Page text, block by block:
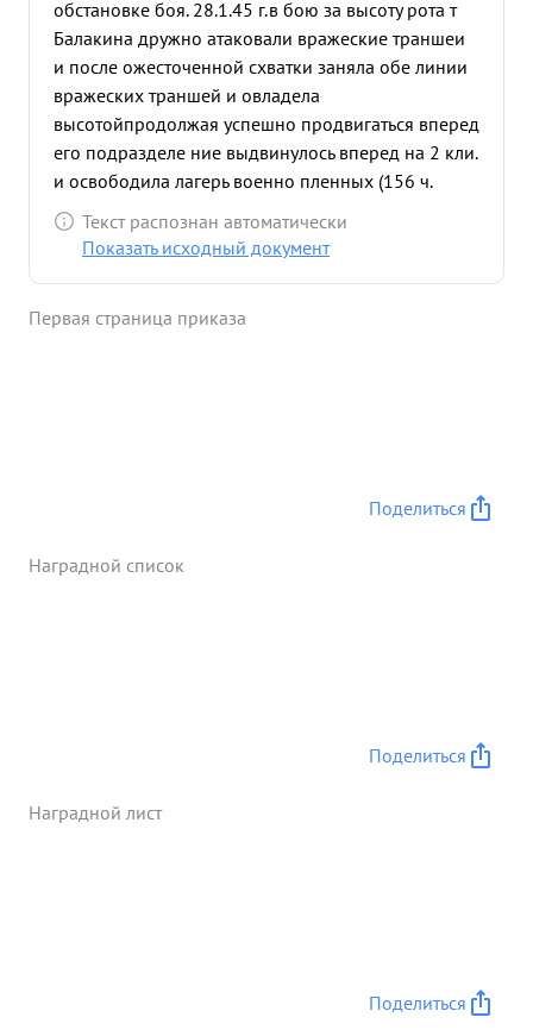
обстановке боя. 28.1.45 г.в бою за высоту рота т
Балакина дружно атаковали вражеские траншеи
и после ожесточенной схватки заняла обе линии
вражеских траншей и овладела
высотойпродолжая успешно продвигаться вперед
его подразделе ние выдвинулось вперед на 2 кли.
и освободила лагерь военно пленных (156 ч.
Противник пытаясь востановить положение
предпринял яростную контратаку поддержанную
расстановку противотанковых средств успешно
направил две группы в обход ДОТ ов в результате
прекратил сопротивление и сдался в плен (было
боях до 40 труппов откатился на искодный рубеж.
Текст распознан автоматически
Показать исходный документ
Первая страница приказа
Поделиться
Наградной список
Поделиться
Наградной лист
Поделиться